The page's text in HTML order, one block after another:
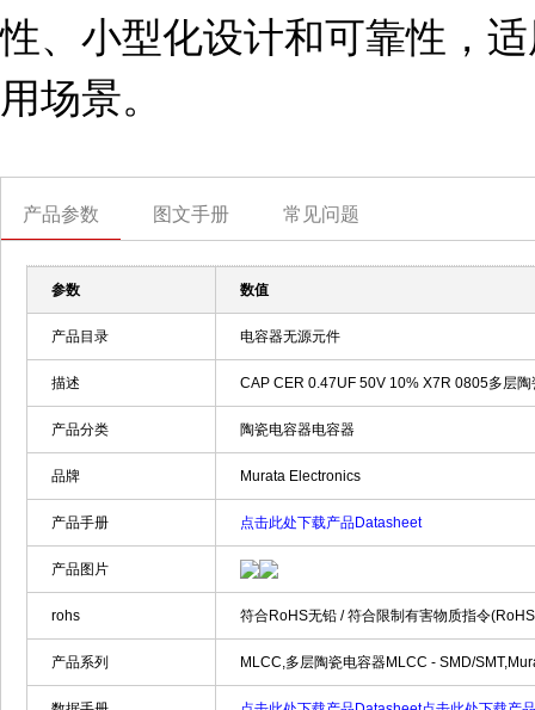
性、小型化设计和可靠性，
用场景。
产品参数 图文手册 常见问题
参数 数值
产品目录 电容器无源元件
描述 CAP CER 0.47UF 50V 10% X7R 0805多层
产品分类 陶瓷电容器电容器
品牌 Murata Electronics
产品手册 点击此处下载产品Datasheet
产品图片
rohs 符合RoHS无铅 / 符合限制有害物质指令
产品系列 MLCC,多层陶瓷电容器MLCC - SMD/